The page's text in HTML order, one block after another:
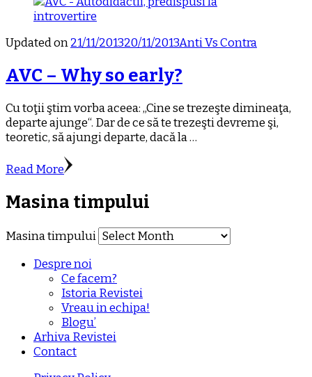
Updated on21/11/201320/11/2013Anti Vs Contra
AVC – Why so early?
Cu toţii ştim vorba aceea: „Cine se trezeşte dimineaţa,
departe ajunge“. Dar de ce să te trezeşti devreme şi,
teoretic, să ajungi departe, dacă la …
Read More
Masina timpului
Masina timpului
Despre noi
Ce facem?
Istoria Revistei
Vreau in echipa!
Blogu’
Arhiva Revistei
Contact